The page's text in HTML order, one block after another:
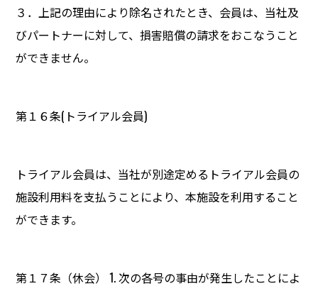
３．上記の理由により除名されたとき、会員は、当社及
びパートナーに対して、損害賠償の請求をおこなうこと
ができません。
第１６条(トライアル会員)
トライアル会員は、当社が別途定めるトライアル会員の
施設利用料を支払うことにより、本施設を利用すること
ができます。
第１７条（休会） 1. 次の各号の事由が発生したことによ